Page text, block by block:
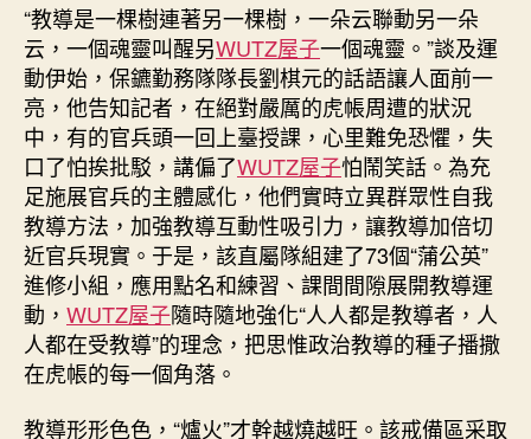
“教導是一棵樹連著另一棵樹，一朵云聯動另一朵
云，一個魂靈叫醒另WUTZ屋子一個魂靈。”談及運
動伊始，保鑣勤務隊隊長劉棋元的話語讓人面前一
亮，他告知記者，在絕對嚴厲的虎帳周遭的狀況
中，有的官兵頭一回上臺授課，心里難免恐懼，失
口了怕挨批駁，講偏了WUTZ屋子怕鬧笑話。為充
足施展官兵的主體感化，他們實時立異群眾性自我
教導方法，加強教導互動性吸引力，讓教導加倍切
近官兵現實。于是，該直屬隊組建了73個“蒲公英”
進修小組，應用點名和練習、課間間隙展開教導運
動， WUTZ屋子隨時隨地強化“人人都是教導者，人
人都在受教導”的理念，把思惟政治教導的種子播撒
在虎帳的每一個角落。
教導形形色色，“爐火”才幹越燒越旺。該戒備區采取